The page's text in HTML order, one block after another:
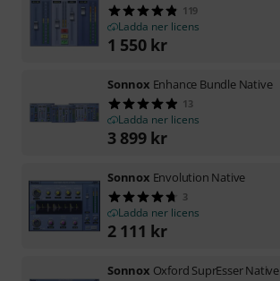
119
Ladda ner licens
1 550 kr
Sonnox Enhance Bundle Native
13
Ladda ner licens
3 899 kr
Sonnox Envolution Native
3
Ladda ner licens
2 111 kr
Sonnox Oxford SuprEsser Native